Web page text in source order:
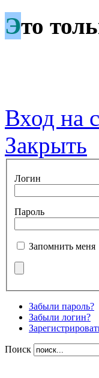
Это
Вход на
Закрыть
Логин
Пароль
Запомнить меня
Забыли пароль?
Забыли логин?
Поиск